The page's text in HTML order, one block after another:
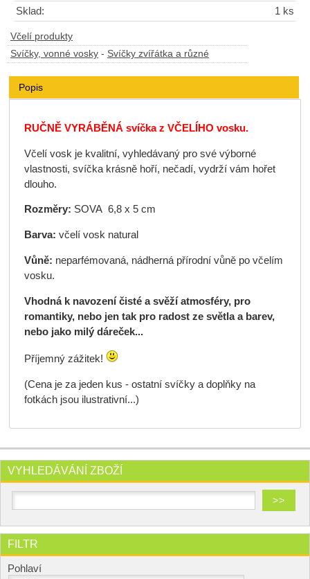
Sklad:
1 ks
Včelí produkty
Svíčky, vonné vosky - Svíčky zvířátka a různé
Popis
RUČNĚ VYRÁBĚNÁ svíčkaz VČELÍHO vosku.
Včelí vosk je kvalitní, vyhledávaný pro své výborné
vlastnosti, svíčka krásně hoří, nečadí, vydrží vám hořet
dlouho.
Rozměry: SOVA 6,8 x 5 cm
Barva: včelí vosk natural
Vůně: neparfémovaná, nádherná přírodní vůně po včelím
vosku.
Vhodná k navození čisté a svěží atmosféry, pro
romantiky, nebo jen tak pro radost ze světla a barev,
nebo jako milý dáreček...
Příjemný zážitek!
(Cena je za jeden kus - ostatní svíčky a doplňky na
fotkách jsou ilustrativní...)
VYHLEDÁVÁNÍ ZBOŽÍ
FILTR
Pohlaví